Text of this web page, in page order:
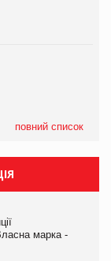
повний список
марка -